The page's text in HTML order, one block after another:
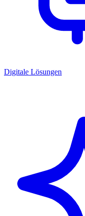
Digitale Lösungen